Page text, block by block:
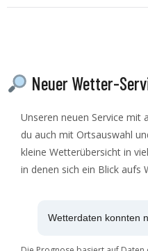
Neuer Wetter-
Unseren neuen Service mit
du auch mit Ortsauswahl
kleine Wetterübersicht in
in denen sich ein Blick aufs
Wetterdaten konnten